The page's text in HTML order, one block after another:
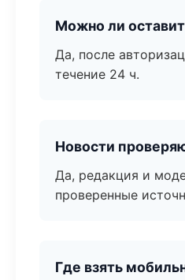
Можно ли
Да, после
течение 24 ч.
Новости
Да, редакция и
проверенные
Где взять